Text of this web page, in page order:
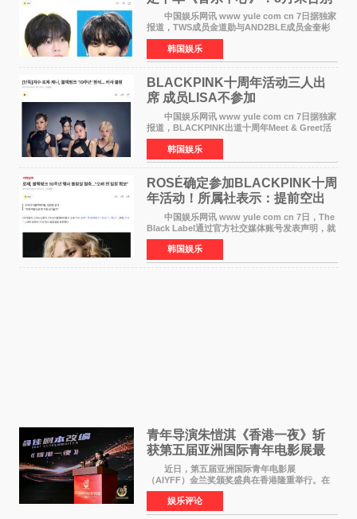
MC席位
中国娱乐网讯 www yule com cn 7日据独家
报道，TWS成员金道勋与AND2BLE成员金奎彬
将于8月离开《音乐中心》MC的位置。 金道
勋与金奎彬于去年3月与H2H A-NA一起被选为
《音乐中心》MC，约1
韩国娱乐
BLACKPINK十周年活动三人出
席 成员LISA不参加
中国娱乐网讯 www yule com cn 7日据独家
报道，BLACKPINK出道十周年Meet & Greet活
动将由智秀、ROS&Eacute;、JENNIE出席，
LISA将缺席。 此前BLACKPINK所属社YG并
未为组合出道十周年做
韩国娱乐
ROSÉ确定参加BLACKPINK十周
年活动！所属社表示：提前空出
了时间
中国娱乐网讯 www yule com cn 7日，The
Black Label通过官方社交媒体账号发表声明，就
近期网络上关于ROS&Eacute;个人行程及是否参
加BLACKPINK出道纪念活动的种种猜测作出正
式回应。 Th
韩国娱乐
青年导演朱愷淇《香港一夜》斩
获第五届亚洲国际青年电影展最
佳剧本改编奖
近日，第五届亚洲国际青年电影展
（AIYFF）金兰奖颁奖盛典在香港隆重举行。在
这场汇聚数百位海内外电影人、文化界人士及媒
体代表的亚洲青年影视盛会上，香港本土电影
《香港一夜》（Dawn in Ho
娱乐评论